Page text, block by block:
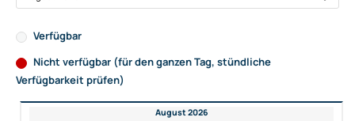
Verfügbar
Nicht verfügbar (für den ganzen Tag, stündliche
Verfügbarkeit prüfen)
August 2026